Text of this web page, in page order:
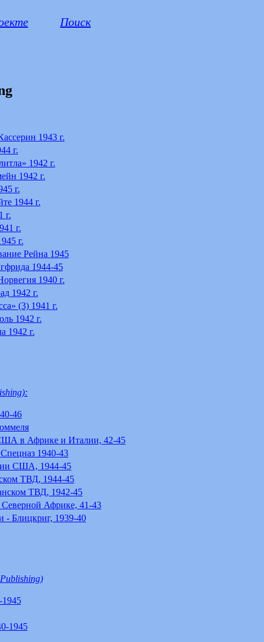
Поиск
1943 г.
г.
1942 г.
1942 г.
г.
1944 г.
г.
г.
г.
Рейна 1945
1944-45
1940 г.
1942 г.
(3) 1941 г.
1942 г.
1942 г.
46
в Африке и Италии, 42-45
1940-43
США, 1944-45
ТВД, 1944-45
ТВД, 1942-45
Северной Африке, 41-43
- Блицкриг, 1939-40
1945
1945